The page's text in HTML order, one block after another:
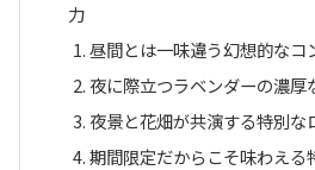
力
昼間とは一味違う幻想的なコ
夜に際立つラベンダーの濃厚
夜景と花畑が共演する特別な
期間限定だからこそ味わえる